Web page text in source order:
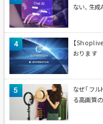
ない、生
【
おります
なぜ「フ
る高画質